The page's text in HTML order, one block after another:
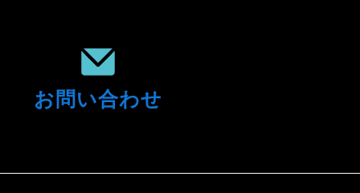
お問い合わせ